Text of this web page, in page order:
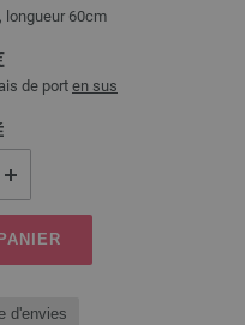
longueur 60cm
de port en sus
d'envies